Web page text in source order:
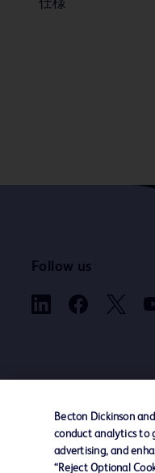
仕様
Follow us
お問い合わせ
Becton Dickinson
conduct analytics to
advertising, and
“Reject Optional